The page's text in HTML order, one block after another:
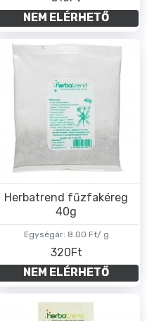
NEM ELÉRHETŐ
Egységár: 8.00 Ft/ g
Herbatrend fűzfakéreg
40g
320Ft
NEM ELÉRHETŐ